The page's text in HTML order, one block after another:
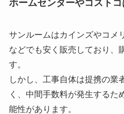
ホームセンターやコスト
サンルームはカインズやコメ
などでも安く販売しており、
す。
しかし、工事自体は提携の業
く、中間手数料が発生するた
能性があります。